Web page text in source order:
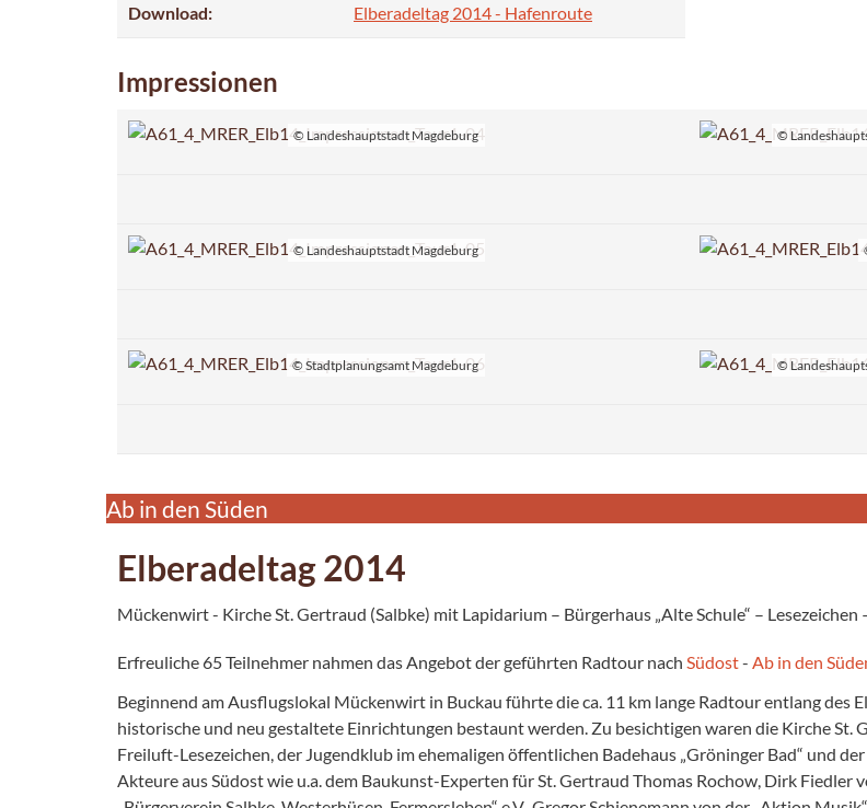
Download: Elberadeltag 2014 - Hafenroute
Impressionen
© Landeshauptstadt Magdeburg ©
© Landeshauptstadt Magdeburg
© Stadtplanungsamt Magdeburg ©
Ab in den Süden
Elberadeltag 2014
Mückenwirt - Kirche St. Gertraud (Salbke) mit Lapidarium – Bürgerhaus „Alte Schule“ –
Erfreuliche 65 Teilnehmer nahmen das Angebot der geführten Radtour nach Südost- Ab in den
Beginnend am Ausflugslokal Mückenwirt in Buckau führte die ca. 11 km lange Radtour entlang
historische und neu gestaltete Einrichtungen bestaunt werden. Zu besichtigen waren die Kirche St.
Freiluft-Lesezeichen, der Jugendklub im ehemaligen öffentlichen Badehaus „Gröninger Bad“ und
Akteure aus Südost wie u.a. dem Baukunst-Experten für St. Gertraud Thomas Rochow, Dirk Fiedler